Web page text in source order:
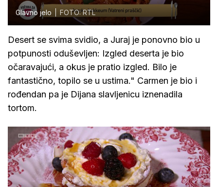
Glavno jelo FOTO: RTL
Desert se svima svidio, a Juraj je ponovno bio u
potpunosti oduševljen: Izgled deserta je bio
očaravajući, a okus je pratio izgled. Bilo je
fantastično, topilo se u ustima." Carmen je bio i
rođendan pa je Dijana slavljenicu iznenadila
tortom.